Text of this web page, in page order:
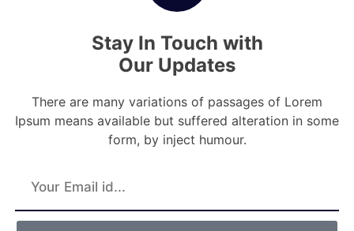
Stay In Touch with
Our Updates
There are many variations of passages of Lorem
Ipsum means available but suffered alteration in some
form, by inject humour.